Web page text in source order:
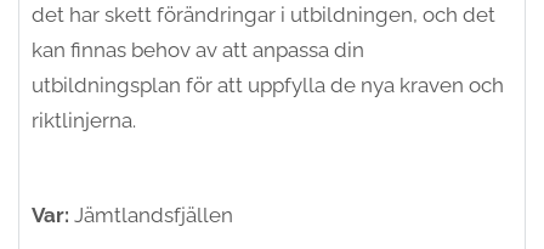
det har skett förändringar i utbildningen, och det
kan finnas behov av att anpassa din
utbildningsplan för att uppfylla de nya kraven och
riktlinjerna.
Var: Jämtlandsfjällen